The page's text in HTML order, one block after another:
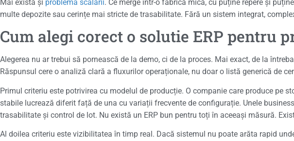
Mai există și problema scalării. Ce merge într-o fabrică mică, cu puține repere și
multe depozite sau cerințe mai stricte de trasabilitate. Fără un sistem integrat,
Cum alegi corect o solutie ERP pentru
Alegerea nu ar trebui să pornească de la demo, ci de la proces. Mai exact, de la
Răspunsul cere o analiză clară a fluxurilor operaționale, nu doar o listă generică de
Primul criteriu este potrivirea cu modelul de producție. O companie care produce pe
stabile lucrează diferit față de una cu variații frecvente de configurație. Unele
trasabilitate și control de lot. Nu există un ERP bun pentru toți în aceeași măsură.
Al doilea criteriu este vizibilitatea în timp real. Dacă sistemul nu poate arăta rapid